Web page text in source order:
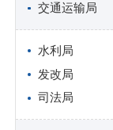
交通运输局
水利局
发改局
司法局